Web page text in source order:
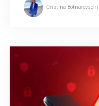
Cristina Botnarevschi